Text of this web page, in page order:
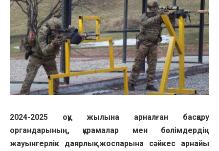
2024-2025 оқу жылына арналған басқару
органдарының, құрамалар мен бөлімдердің
жауынгерлік даярлық жоспарына сәйкес арнайы